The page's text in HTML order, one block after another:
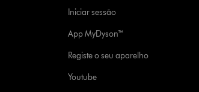
Iniciar sessão
App MyDyson™
Registe o seu aparelho
Youtube